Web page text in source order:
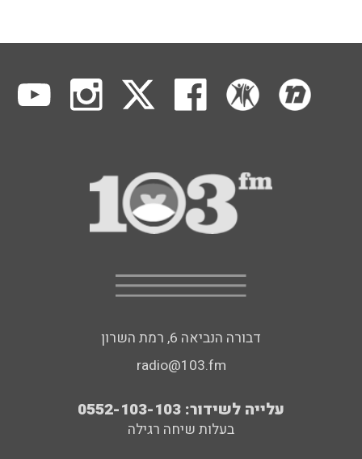
דבורה הנביאה 6, רמת השרון
radio@103.fm
עלייה לשידור: 0552-103-103
בעלות שיחה רגילה